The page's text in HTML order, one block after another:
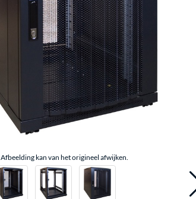
Afbeelding kan van het origineel afwijken.